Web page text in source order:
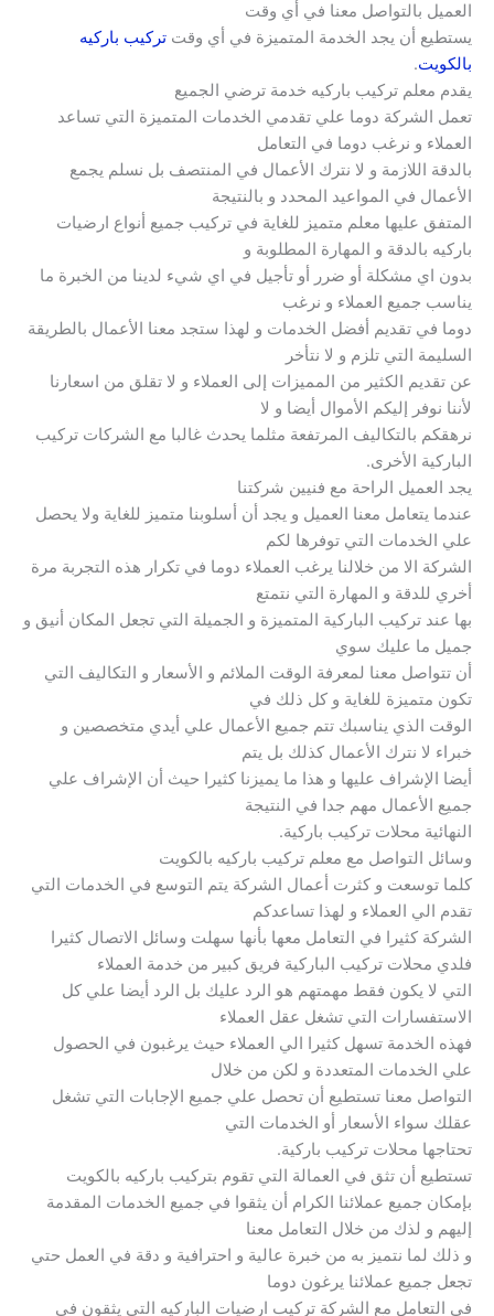
العميل بالتواصل معنا في أي وقت
يستطيع أن يجد الخدمة المتميزة في أي وقت تركيب باركيه
بالكويت.
يقدم معلم تركيب باركيه خدمة ترضي الجميع
تعمل الشركة دوما علي تقدمي الخدمات المتميزة التي تساعد
العملاء و نرغب دوما في التعامل
بالدقة اللازمة و لا نترك الأعمال في المنتصف بل نسلم يجمع
الأعمال في المواعيد المحدد و بالنتيجة
المتفق عليها معلم متميز للغاية في تركيب جميع أنواع ارضيات
باركيه بالدقة و المهارة المطلوبة و
بدون اي مشكلة أو ضرر أو تأجيل في اي شيء لدينا من الخبرة ما
يناسب جميع العملاء و نرغب
دوما في تقديم أفضل الخدمات و لهذا ستجد معنا الأعمال بالطريقة
السليمة التي تلزم و لا نتأخر
عن تقديم الكثير من المميزات إلى العملاء و لا تقلق من اسعارنا
لأننا نوفر إليكم الأموال أيضا و لا
نرهقكم بالتكاليف المرتفعة مثلما يحدث غالبا مع الشركات تركيب
الباركية الأخرى.
يجد العميل الراحة مع فنيين شركتنا
عندما يتعامل معنا العميل و يجد أن أسلوبنا متميز للغاية ولا يحصل
علي الخدمات التي توفرها لكم
الشركة الا من خلالنا يرغب العملاء دوما في تكرار هذه التجربة مرة
أخري للدقة و المهارة التي نتمتع
بها عند تركيب الباركية المتميزة و الجميلة التي تجعل المكان أنيق و
جميل ما عليك سوي
أن تتواصل معنا لمعرفة الوقت الملائم و الأسعار و التكاليف التي
تكون متميزة للغاية و كل ذلك في
الوقت الذي يناسبك تتم جميع الأعمال علي أيدي متخصصين و
خبراء لا نترك الأعمال كذلك بل يتم
أيضا الإشراف عليها و هذا ما يميزنا كثيرا حيث أن الإشراف علي
جميع الأعمال مهم جدا في النتيجة
النهائية محلات تركيب باركية.
وسائل التواصل مع معلم تركيب باركيه بالكويت
كلما توسعت و كثرت أعمال الشركة يتم التوسع في الخدمات التي
تقدم الي العملاء و لهذا تساعدكم
الشركة كثيرا في التعامل معها بأنها سهلت وسائل الاتصال كثيرا
فلدي محلات تركيب الباركية فريق كبير من خدمة العملاء
التي لا يكون فقط مهمتهم هو الرد عليك بل الرد أيضا علي كل
الاستفسارات التي تشغل عقل العملاء
فهذه الخدمة تسهل كثيرا الي العملاء حيث يرغبون في الحصول
علي الخدمات المتعددة و لكن من خلال
التواصل معنا تستطيع أن تحصل علي جميع الإجابات التي تشغل
عقلك سواء الأسعار أو الخدمات التي
تحتاجها محلات تركيب باركية.
تستطيع أن تثق في العمالة التي تقوم بتركيب باركيه بالكويت
بإمكان جميع عملائنا الكرام أن يثقوا في جميع الخدمات المقدمة
إليهم و لذك من خلال التعامل معنا
و ذلك لما نتميز به من خبرة عالية و احترافية و دقة في العمل حتي
تجعل جميع عملائنا يرغون دوما
في التعامل مع الشركة تركيب ارضيات الباركيه التي يثقون في